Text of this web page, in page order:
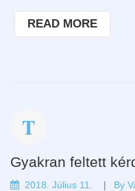
READ MORE
Gyakran feltett
2018. Július 11. By